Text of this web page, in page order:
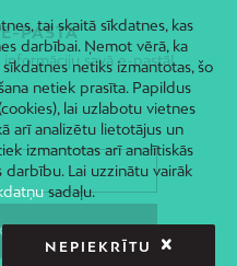
PASTĀ
informāciju savā e-pastā!
tai skaitā sīkdatnes, kas
darbībai. Ņemot vērā, ka
netiks izmantotas, šo
netiek prasīta. Papildus
lai uzlabotu vietnes
arī analizētu lietotājus un
izmantotas arī analītiskās
darbību. Lai uzzinātu vairāk
sadaļu.
NEPIEKRĪTU